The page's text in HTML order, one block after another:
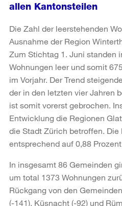
allen Kantonsteilen
Die Zahl der leerstehenden
Ausnahme der Region
Zum Stichtag 1. Juni standen
Wohnungen leer und somit
im Vorjahr. Der Trend
der in den letzten vier Jahren
ist somit vorerst gebrochen.
Entwicklung die Regionen
die Stadt Zürich betroffen.
entsprechend auf 0,88 Prozent.
In insgesamt 86 Gemeinden
um total 1373 Wohnungen
Rückgang von den
(-141), Küsnacht (-92) und